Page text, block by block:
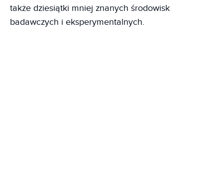
także dziesiątki mniej znanych środowisk
badawczych i eksperymentalnych.